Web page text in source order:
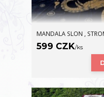
MANDALA SLON ,
599 CZK/ks